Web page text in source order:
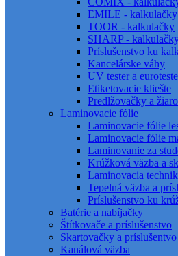
EMILE - kalkulačky
TOOR - kalkulačky
SHARP -
Príslušenstvo ku
Kancelárske váhy
UV tester a
Etiketovacie kliešte
Predlžovačky a
Laminovacie fólie
Laminovacie fólie
Laminovacie fólie
Laminovanie za
Krúžková väzba a
Laminovacia
Tepelná väzba a
Príslušenstvo ku
Batérie a nabíjačky
Štítkovače a príslušenstvo
Skartovačky a príslušentvo
Kanálová väzba